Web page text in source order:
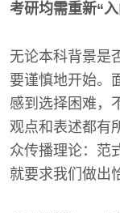
考研均需重新“
无论本科背景是
要谨慎地开始。
感到选择困难，
观点和表述都有
众传播理论：范
就要求我们做出